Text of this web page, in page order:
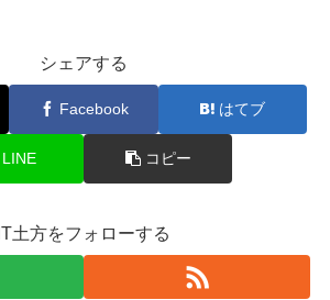
シェアする
Facebook はてブ
LINE コピー
IT土方をフォローする